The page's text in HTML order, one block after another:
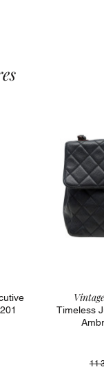
N'hésitez
Bugeaud
Objet
l'avance.
Etat : Très
griffures et
Timeless
11